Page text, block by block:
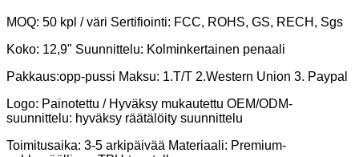
MOQ: 50 kpl / väri Sertifiointi: FCC, ROHS, GS, RECH, Sgs
Koko: 12,9" Suunnittelu: Kolminkertainen penaali
Pakkaus:opp-pussi Maksu: 1.T/T 2.Western Union 3. Paypal
Logo: Painotettu / Hyväksy mukautettu OEM/ODM-
suunnittelu: hyväksy räätälöity suunnittelu
Toimitusaika: 3-5 arkipäivää Materiaali: Premium-